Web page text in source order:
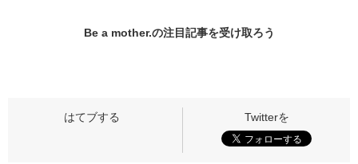
Be a mother.の注目記事を受け取ろう